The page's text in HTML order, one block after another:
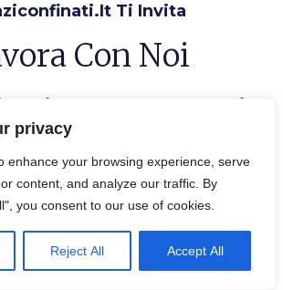
privacy
enhance your browsing experience, serve
content, and analyze our traffic. By
you consent to our use of cookies.
Reject All Accept All
Ti Invita
Con Noi
Di Settore? Cosa Aspetti
Qui La Tua Impresa,
Contatti, Con Il Link Al Tuo
Hai Più Visibilità
la tua Ditta